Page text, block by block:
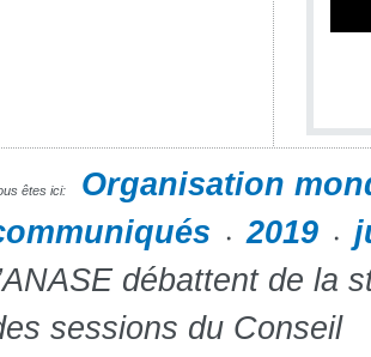
êtes ici:
Organisation
2019
débattent de la
sessions du Conseil